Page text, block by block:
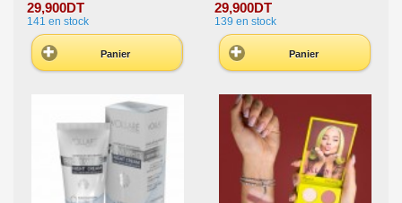
29,900DT
141 en stock
Panier
29,900DT
139 en stock
Panier